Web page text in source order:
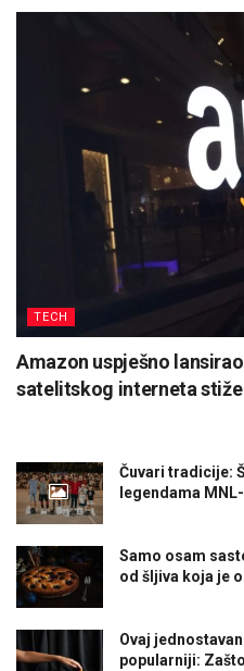
TECH
Amazon uspješno
satelitskog interneta
Čuvari tradicije:
legendama
Samo osam
od šljiva koja je
Ovaj
popularniji: